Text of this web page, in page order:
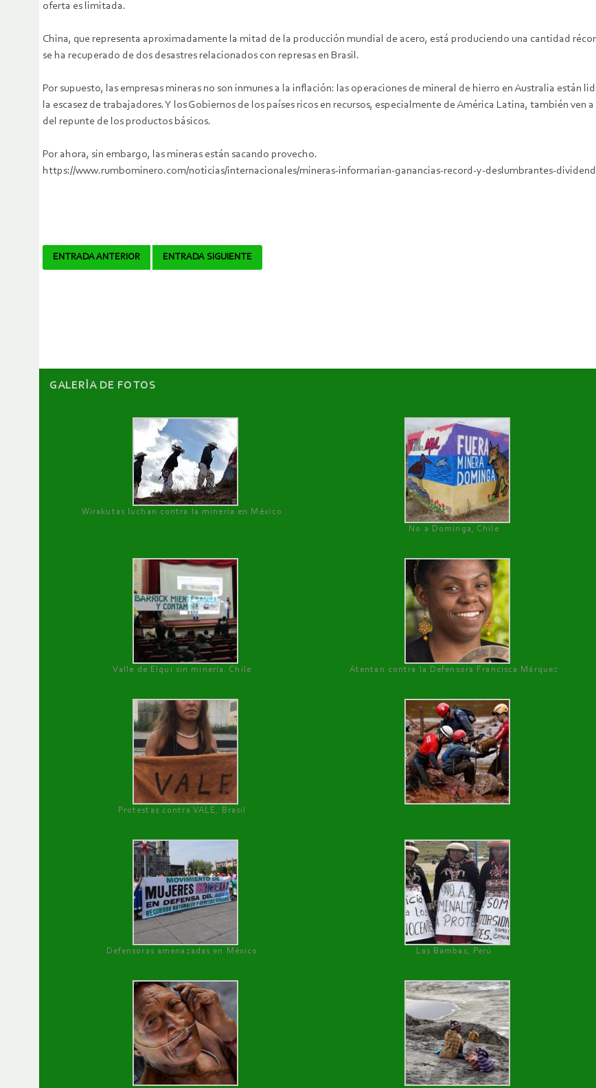
oferta es limitada.
China, que representa aproximadamente la mitad de la producción mundial de acero, está produciendo una cantidad
se ha recuperado de dos desastres relacionados con represas en Brasil.
Por supuesto, las empresas mineras no son inmunes a la inflación: las operaciones de mineral de hierro en Australia están
la escasez de trabajadores. Y los Gobiernos de los países ricos en recursos, especialmente de América Latina, también
del repunte de los productos básicos.
Por ahora, sin embargo, las mineras están sacando provecho.
https://www.rumbominero.com/noticias/internacionales/mineras-informarian-ganancias-record-y-deslumbrantes-
Navegador
ENTRADA ANTERIOR ENTRADA SIGUIENTE
GALERÌA DE FOTOS
Wirakutas luchan contra la minería en México
No a Dominga, Chile
Valle de Elqui sin minería. Chile Atentan contra la Defensora Francisca Márquez
Protestas contra VALE, Brasil
Defensoras amenazadas en México Las Bambas, Perú